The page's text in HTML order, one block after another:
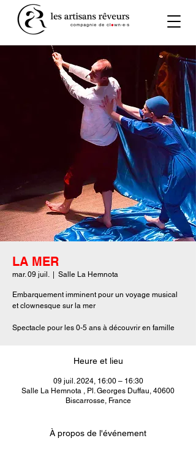
LA MER
mar. 09 juil.
  |
Salle La Hemnota
Embarquement imminent pour un voyage musical
et clownesque sur la mer
Spectacle pour les 0-5 ans à découvrir en famille
Heure et lieu
09 juil. 2024, 16:00 – 16:30
Salle La Hemnota , Pl. Georges Duffau, 40600
Biscarrosse, France
À propos de l'événement